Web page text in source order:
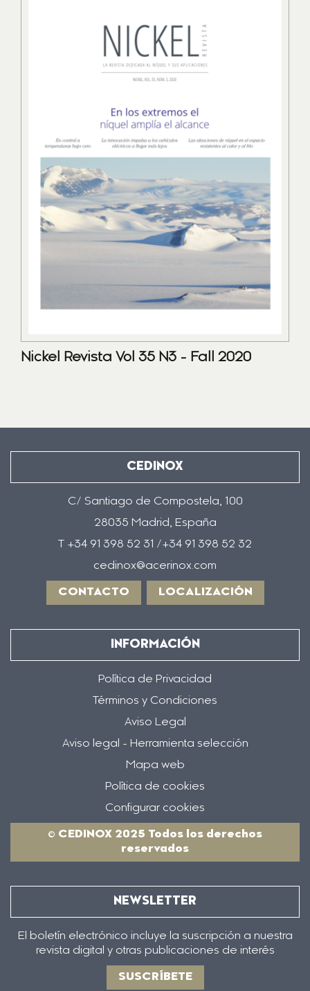
Nickel Revista Vol 35 N3 - Fall 2020
CEDINOX
C/ Santiago de Compostela, 100
28035 Madrid, España
T +34 91 398 52 31 /+34 91 398 52 32
cedinox@acerinox.com
CONTACTO LOCALIZACIÓN
INFORMACIÓN
Política de Privacidad
Términos y Condiciones
Aviso Legal
Aviso legal - Herramienta selección
Mapa web
Política de cookies
Configurar cookies
© CEDINOX 2025 Todos los derechos
reservados
NEWSLETTER
El boletín electrónico incluye la suscripción a nuestra
revista digital y otras publicaciones de interés
SUSCRÍBETE